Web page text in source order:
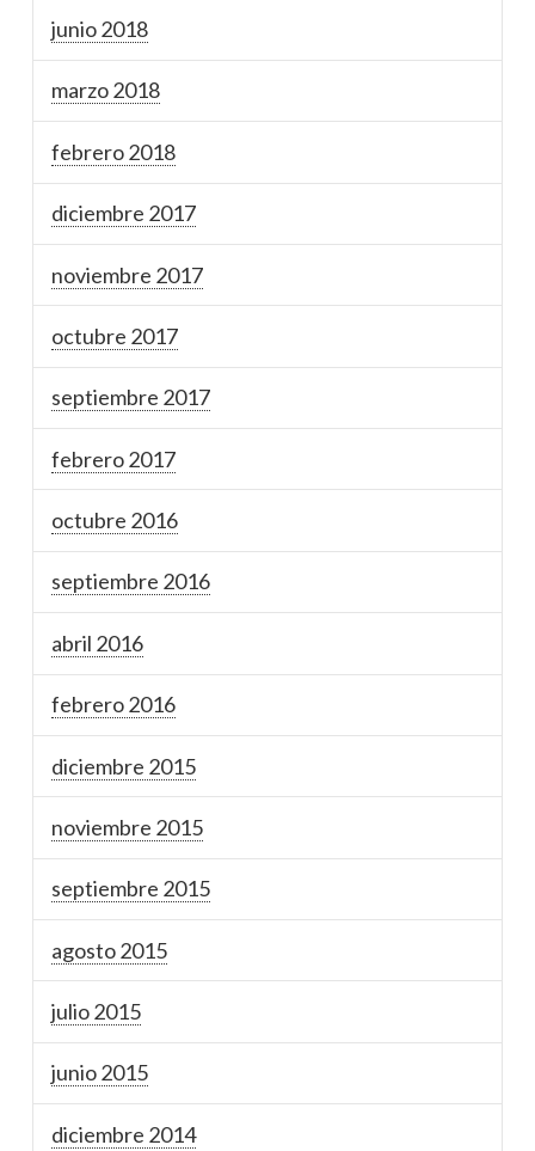
junio 2018
marzo 2018
febrero 2018
diciembre 2017
noviembre 2017
octubre 2017
septiembre 2017
febrero 2017
octubre 2016
septiembre 2016
abril 2016
febrero 2016
diciembre 2015
noviembre 2015
septiembre 2015
agosto 2015
julio 2015
junio 2015
diciembre 2014